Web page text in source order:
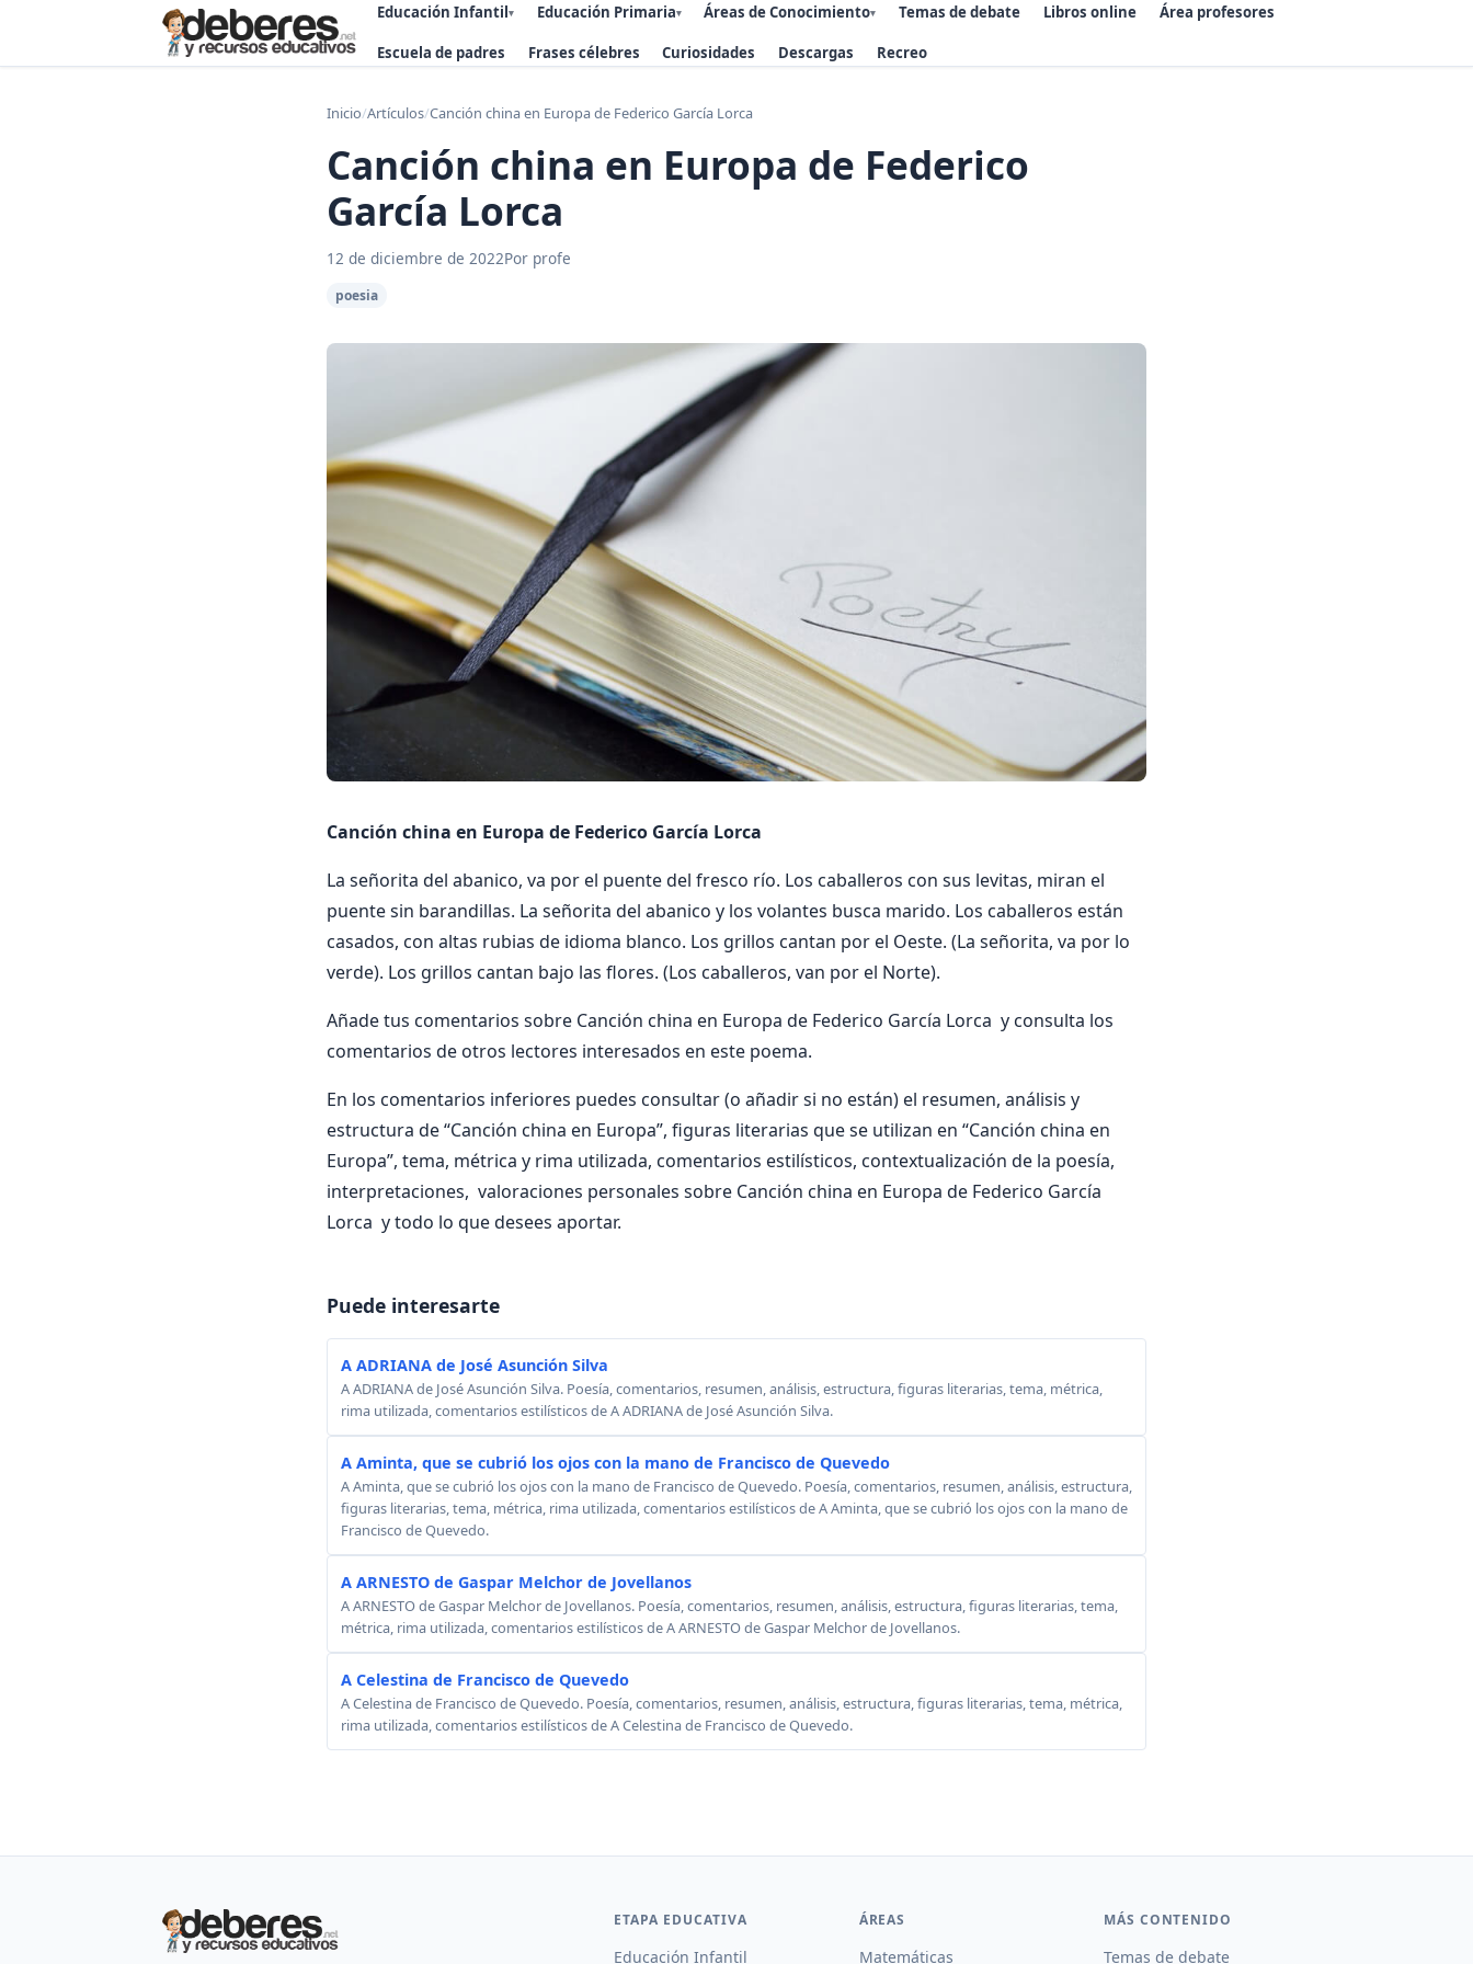
Educación Infantil▾ Educación Primaria▾ Áreas de Conocimiento▾ Temas de debate Libros online Área profesores
Escuela de padres Frases célebres Curiosidades Descargas Recreo
Inicio/Artículos/Canción china en Europa de Federico García Lorca
Canción china en Europa de Federico
García Lorca
12 de diciembre de 2022Por profe
poesia
Canción china en Europa de Federico García Lorca
La señorita del abanico, va por el puente del fresco río. Los caballeros con sus levitas, miran el
puente sin barandillas. La señorita del abanico y los volantes busca marido. Los caballeros están
casados, con altas rubias de idioma blanco. Los grillos cantan por el Oeste. (La señorita, va por lo
verde). Los grillos cantan bajo las flores. (Los caballeros, van por el Norte).
Añade tus comentarios sobre Canción china en Europa de Federico García Lorca y consulta los
comentarios de otros lectores interesados en este poema.
En los comentarios inferiores puedes consultar (o añadir si no están) el resumen, análisis y
estructura de “Canción china en Europa”, figuras literarias que se utilizan en “Canción china en
Europa”, tema, métrica y rima utilizada, comentarios estilísticos, contextualización de la poesía,
interpretaciones, valoraciones personales sobre Canción china en Europa de Federico García
Lorca y todo lo que desees aportar.
Puede interesarte
A ADRIANA de José Asunción Silva
A ADRIANA de José Asunción Silva. Poesía, comentarios, resumen, análisis, estructura, figuras literarias, tema, métrica,
rima utilizada, comentarios estilísticos de A ADRIANA de José Asunción Silva.
A Aminta, que se cubrió los ojos con la mano de Francisco de Quevedo
A Aminta, que se cubrió los ojos con la mano de Francisco de Quevedo. Poesía, comentarios, resumen, análisis, estructura,
figuras literarias, tema, métrica, rima utilizada, comentarios estilísticos de A Aminta, que se cubrió los ojos con la mano de
Francisco de Quevedo.
A ARNESTO de Gaspar Melchor de Jovellanos
A ARNESTO de Gaspar Melchor de Jovellanos. Poesía, comentarios, resumen, análisis, estructura, figuras literarias, tema,
métrica, rima utilizada, comentarios estilísticos de A ARNESTO de Gaspar Melchor de Jovellanos.
A Celestina de Francisco de Quevedo
A Celestina de Francisco de Quevedo. Poesía, comentarios, resumen, análisis, estructura, figuras literarias, tema, métrica,
rima utilizada, comentarios estilísticos de A Celestina de Francisco de Quevedo.
ETAPA EDUCATIVA
Educación Infantil
ÁREAS
Matemáticas
MÁS CONTENIDO
Temas de debate